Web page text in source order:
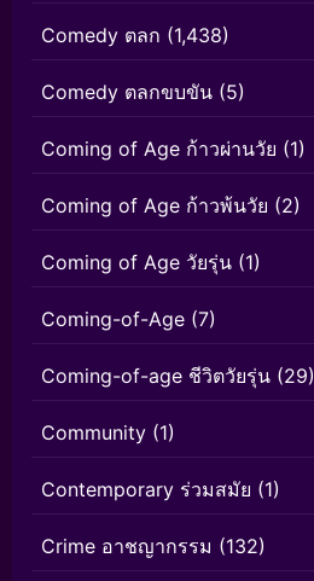
Comedy ตลก (1,438)
Comedy ตลกขบขัน (5)
Coming of Age ก้าวผ่านวัย (1)
Coming of Age ก้าวพ้นวัย (2)
Coming of Age วัยรุ่น (1)
Coming-of-Age (7)
Coming-of-age ชีวิตวัยรุ่น (29)
Community (1)
Contemporary ร่วมสมัย (1)
Crime อาชญากรรม (132)